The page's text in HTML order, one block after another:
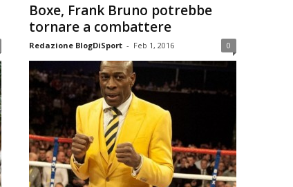
Boxe, Frank Bruno potrebbe
tornare a combattere
Redazione BlogDiSport - Feb 1, 2016 0